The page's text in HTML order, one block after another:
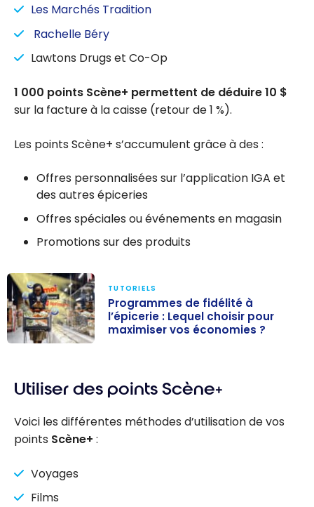
Les Marchés Tradition
Rachelle Béry
Lawtons Drugs et Co-Op
1 000 points Scène+ permettent de déduire 10 $
sur la facture à la caisse (retour de 1 %).
Les points Scène+ s’accumulent grâce à des :
Offres personnalisées sur l’application IGA et
des autres épiceries
Offres spéciales ou événements en magasin
Promotions sur des produits
l’épicerie :
pour maximiser
vos
TUTORIELS
Programmes de fidélité à
l’épicerie : Lequel choisir pour
maximiser vos économies ?
Utiliser des points Scène+
Voici les différentes méthodes d’utilisation de vos
points Scène+ :
Voyages
Films